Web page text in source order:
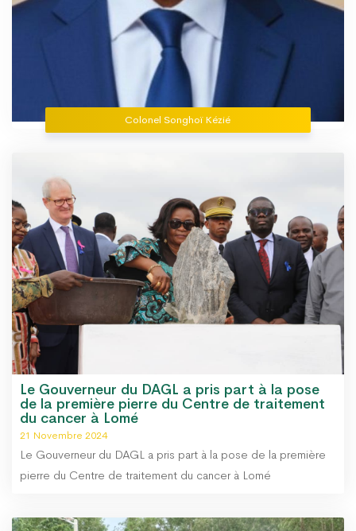
Colonel Songhoï Kézié
Le Gouverneur du DAGL a pris part à la pose
de la première pierre du Centre de traitement
du cancer à Lomé
21 Novembre 2024
Le Gouverneur du DAGL a pris part à la pose de la première
pierre du Centre de traitement du cancer à Lomé